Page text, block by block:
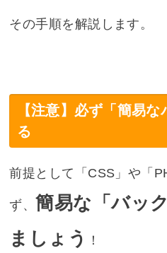
その手順を解説します。
【注意】必ず「簡易
る
前提として「CSS」や「
ず、 簡易な「バッ
ましょう
！